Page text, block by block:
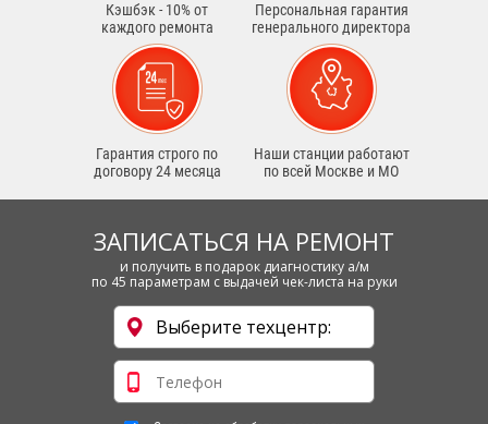
Кэшбэк - 10% от
каждого ремонта
Персональная гарантия
генерального директора
Гарантия строго по
договору 24 месяца
Наши станции работают
по всей Москве и МО
ЗАПИСАТЬСЯ НА РЕМОНТ
и получить в подарок диагностику а/м
по 45 параметрам с выдачей чек-листа на руки